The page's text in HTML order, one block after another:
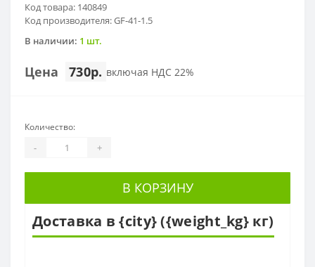
Код товара: 140849
Код производителя: GF-41-1.5
В наличии: 1 шт.
Цена 730р. включая НДС 22%
Количество:
- +
В КОРЗИНУ
Доставка в {city} ({weight_kg} кг)